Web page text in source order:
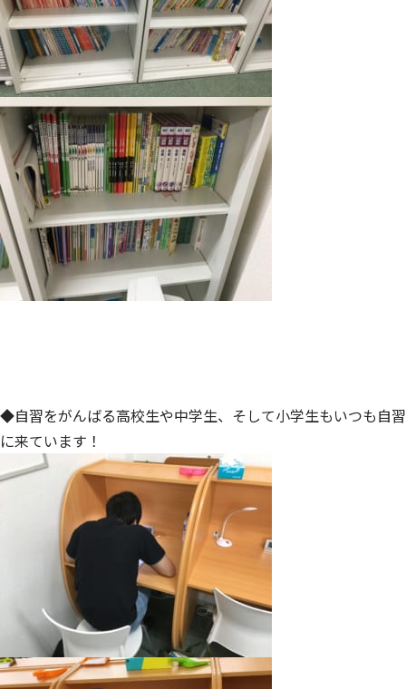
◆自習をがんばる高校生や中学生、そして小学生もいつも自習
に来ています！